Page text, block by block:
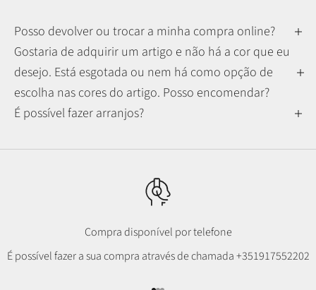
Posso devolver ou trocar a minha compra online?
Gostaria de adquirir um artigo e não há a cor que eu
desejo. Está esgotada ou nem há como opção de
escolha nas cores do artigo. Posso encomendar?
É possível fazer arranjos?
Compra disponível por telefone
É possível fazer a sua compra através de chamada+351917552202